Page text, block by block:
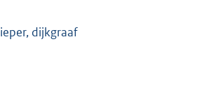
dijkgraaf